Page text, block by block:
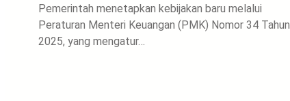
Pemerintah menetapkan kebijakan baru melalui
Peraturan Menteri Keuangan (PMK) Nomor 34 Tahun
2025, yang mengatur…